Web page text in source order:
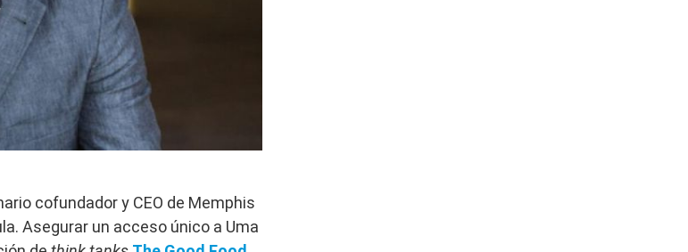
cofundador y CEO de Memphis
Asegurar un acceso único a Uma